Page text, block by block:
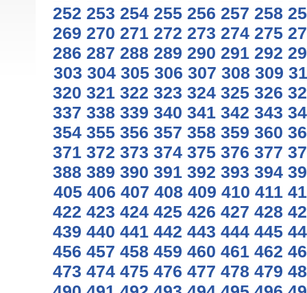
252 253 254 255 256 257 258
269 270 271 272 273 274 275
286 287 288 289 290 291 292
303 304 305 306 307 308 309
320 321 322 323 324 325 326
337 338 339 340 341 342 343
354 355 356 357 358 359 360
371 372 373 374 375 376 377
388 389 390 391 392 393 394
405 406 407 408 409 410 411
422 423 424 425 426 427 428
439 440 441 442 443 444 445
456 457 458 459 460 461 462
473 474 475 476 477 478 479